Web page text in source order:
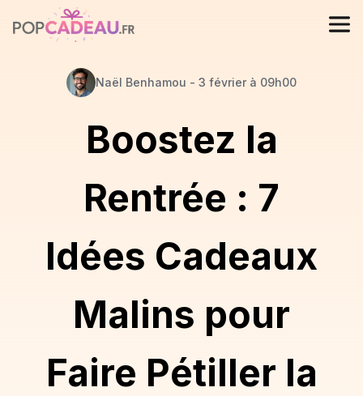
Naël Benhamou - 3 février à 09h00
Boostez la
Rentrée : 7
Idées Cadeaux
Malins pour
Faire Pétiller la